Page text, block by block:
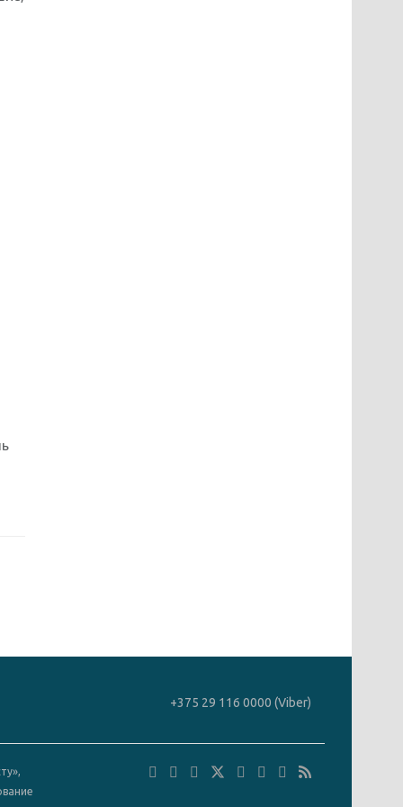
+375 29 116 0000 (Viber)